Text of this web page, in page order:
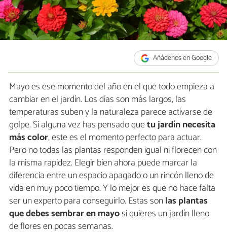
Añádenos en Google
Mayo es ese momento del año en el que todo empieza a
cambiar en el jardín. Los días son más largos, las
temperaturas suben y la naturaleza parece activarse de
golpe. Si alguna vez has pensado quetu jardín necesita
más color, este es el momento perfecto para actuar.
Pero no todas las plantas responden igual ni florecen con
la misma rapidez. Elegir bien ahora puede marcar la
diferencia entre un espacio apagado o un rincón lleno de
vida en muy poco tiempo. Y lo mejor es que no hace falta
ser un experto para conseguirlo. Estas sonlas plantas
que debes sembrar en mayosi quieres un jardín lleno
de flores en pocas semanas.